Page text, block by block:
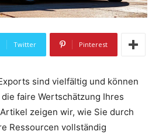
Twitter Pinterest
sind vielfältig und können
faire Wertschätzung Ihres
zeigen wir, wie Sie durch
Ressourcen vollständig